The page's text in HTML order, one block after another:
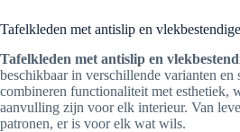
Tafelkleden met antislip en
Tafelkleden met antislip en
beschikbaar in verschillende varianten en
combineren functionaliteit met esthetiek,
aanvulling zijn voor elk interieur. Van
patronen, er is voor elk wat wils.